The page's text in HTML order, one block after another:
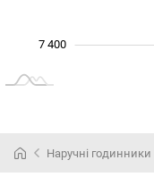
7 400
Наручні годинники